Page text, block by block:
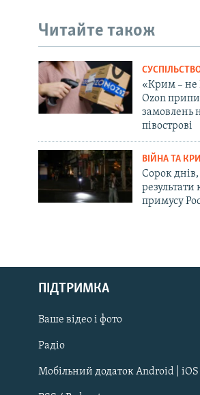
Русский
Qırımtatar
ДОЛУЧАЙСЯ!
Читайте також
«Крим – не
Ozon
замовлень
півострові
ВІЙНА ТА
Сорок
результати
примусу
ПІДТРИМКА
Ваше відео і фото
Радіо
Мобільний додаток Android | iOS